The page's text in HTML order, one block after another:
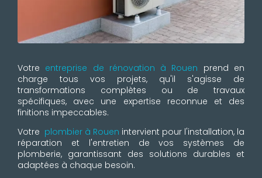
Votre entreprise de rénovation à Rouen prend en
charge tous vos projets, qu'il s'agisse de
transformations complètes ou de travaux
spécifiques, avec une expertise reconnue et des
finitions impeccables.
Votre plombier à Rouen intervient pour l'installation, la
réparation et l'entretien de vos systèmes de
plomberie, garantissant des solutions durables et
adaptées à chaque besoin.